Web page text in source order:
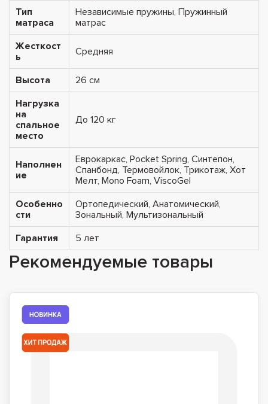
Тип
матраса
Независимые пружины, Пружинный
матрас
Жесткост
ь
Средняя
Высота
26 см
Нагрузка
на
спальное
место
До 120 кг
Наполнен
ие
Еврокаркас, Pocket Spring, Синтепон,
Спанбонд, Термовойлок, Трикотаж, Хот
Мелт, Mono Foam, ViscoGel
Особенно
сти
Ортопедический, Анатомический,
Зональный, Мультизональный
Гарантия
5 лет
Рекомендуемые товары